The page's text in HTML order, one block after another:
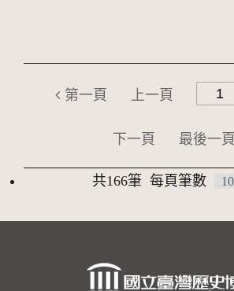
第一頁 上一頁
下一頁 最後一頁
共166筆 每頁筆數